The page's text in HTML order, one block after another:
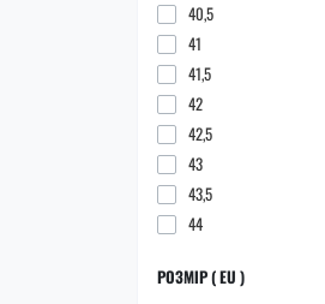
40,5
41
41,5
42
42,5
43
43,5
44
РОЗМІР ( EU )